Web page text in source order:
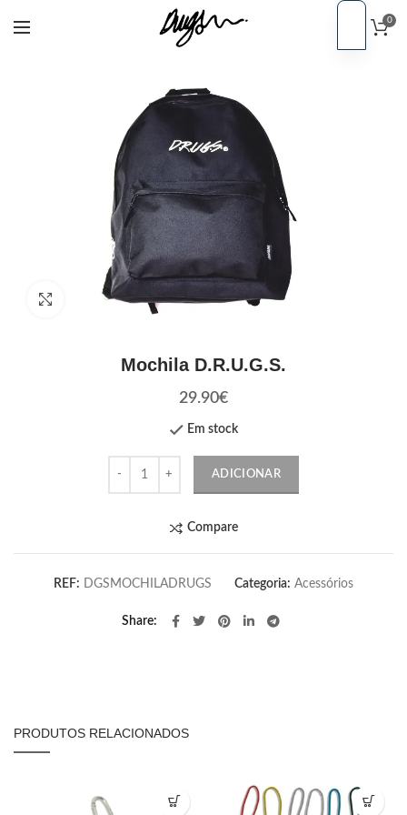
0
Click to enlarge
Mochila D.R.U.G.S.
29.90€
Em stock
ADICIONAR
Compare
REF: DGSMOCHILADRUGS Categoria: Acessórios
Share
PRODUTOS RELACIONADOS
EN